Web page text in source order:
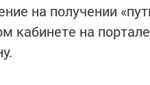
на получении
кабинете на